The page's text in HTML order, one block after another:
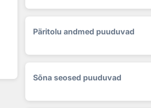
Päritolu andmed puuduvad
Sõna seosed puuduvad